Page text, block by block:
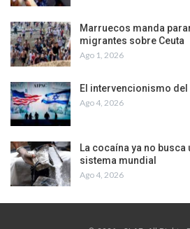
Marruecos manda
migrantes sobre Ceuta
Ago 1, 2026
El intervencionismo del
Ago 4, 2026
La cocaína ya no
sistema mundial
Ago 4, 2026